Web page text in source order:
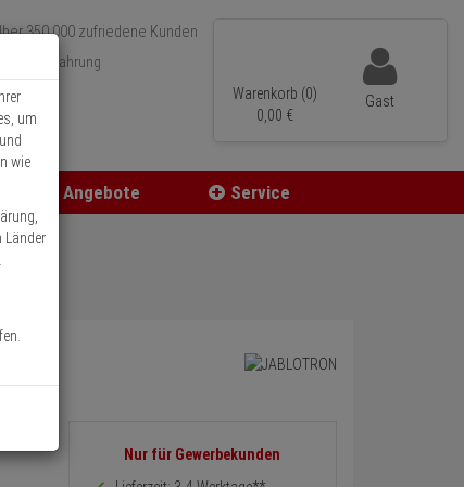
350.000 zufriedene Kunden
Jahre Erfahrung
Warenkorb (0)
0, 00 €
Gast
Angebote Service
Informationen
Nur für Gewerbekunden
um
wie
Länder